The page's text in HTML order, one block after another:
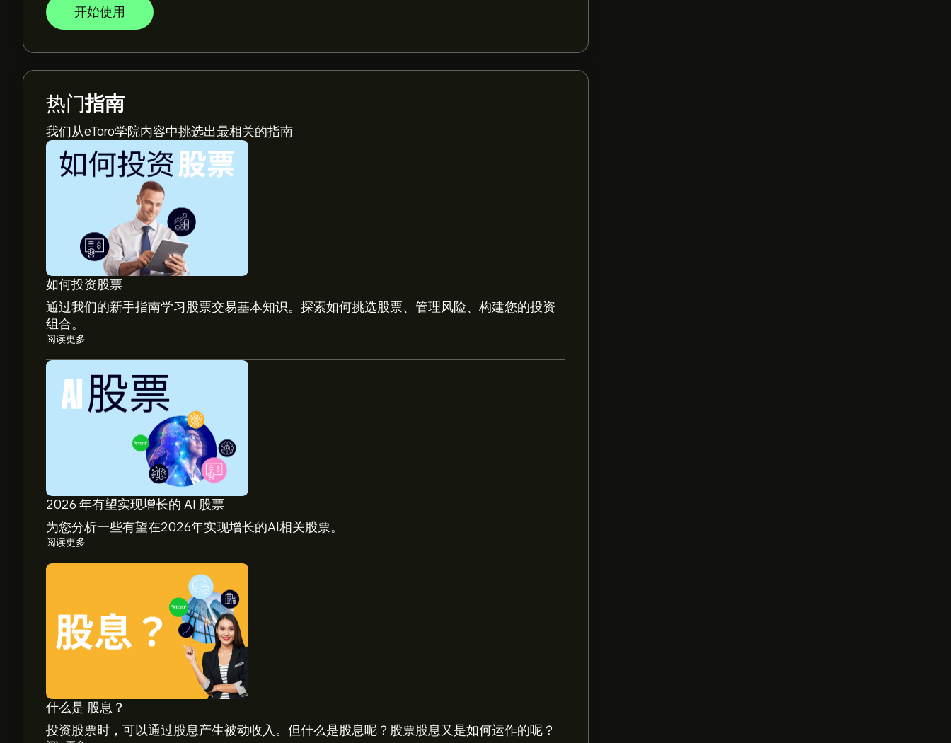
开始使用
热门指南
我们从eToro学院内容中挑选出最相关的指南
如何投资股票
通过我们的新手指南学习股票交易基本知识。探索如何挑选股票、管理风险、构建您的投资
组合。
阅读更多
2026 年有望实现增长的 AI 股票
为您分析一些有望在2026年实现增长的AI相关股票。
阅读更多
什么是 股息？
投资股票时，可以通过股息产生被动收入。但什么是股息呢？股票股息又是如何运作的呢？
Cia Cervecerias unidas-ADR 的平均价格目标为‎$‎11.95。
分析师根据市场趋势、财务报告和预期增长对Cia Cervecerias unidas-ADR的预测。查看最新
预测，了解未来价格走势。